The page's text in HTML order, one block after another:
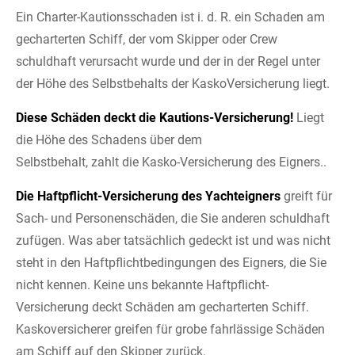
Ein Charter-Kautionsschaden ist i. d. R. ein Schaden am
gecharterten Schiff, der vom Skipper oder Crew
schuldhaft verursacht wurde und der in der Regel unter
der Höhe des Selbstbehalts der KaskoVersicherung liegt.
Diese Schäden deckt die Kautions-Versicherung! Liegt
die Höhe des Schadens über dem
Selbstbehalt, zahlt die Kasko-Versicherung des Eigners..
Die Haftpflicht-Versicherung des Yachteigners greift für
Sach- und Personenschäden, die Sie anderen schuldhaft
zufügen. Was aber tatsächlich gedeckt ist und was nicht
steht in den Haftpflichtbedingungen des Eigners, die Sie
nicht kennen. Keine uns bekannte Haftpflicht-
Versicherung deckt Schäden am gecharterten Schiff.
Kaskoversicherer greifen für grobe fahrlässige Schäden
am Schiff auf den Skipper zurück.